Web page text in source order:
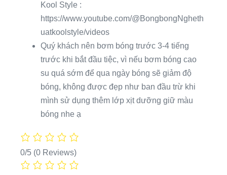
Kool Style :
https://www.youtube.com/@BongbongNgheth
uatkoolstyle/videos
Quý khách nên bơm bóng trước 3-4 tiếng
trước khi bắt đầu tiệc, vì nếu bơm bóng cao
su quá sớm để qua ngày bóng sẽ giảm độ
bóng, không được đẹp như ban đầu trừ khi
mình sử dụng thêm lớp xịt dưỡng giữ màu
bóng nhe ạ
0/5 (0 Reviews)